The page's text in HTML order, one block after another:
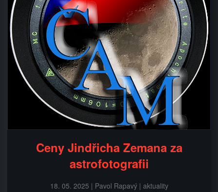
Ceny Jindřicha Zemana za
astrofotografii
18. 05. 2025 | Pavol Rapavý | aktuality